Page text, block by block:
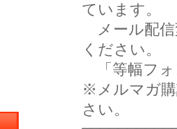
ています。
メール配信
ください。
「等幅フォ
※メルマガ
さい。